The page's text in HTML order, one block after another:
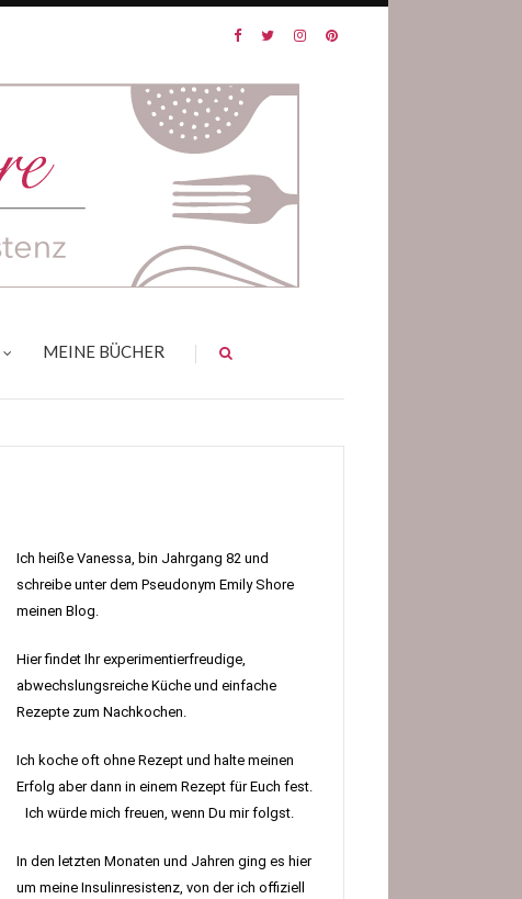
MEINE BÜCHER
Ich heiße Vanessa, bin Jahrgang 82 und
schreibe unter dem Pseudonym Emily Shore
meinen Blog.
Hier findet Ihr experimentierfreudige,
abwechslungsreiche Küche und einfache
Rezepte zum Nachkochen.
Ich koche oft ohne Rezept und halte meinen
Erfolg aber dann in einem Rezept für Euch fest.
Ich würde mich freuen, wenn Du mir folgst.
In den letzten Monaten und Jahren ging es hier
um meine Insulinresistenz, von der ich offiziell